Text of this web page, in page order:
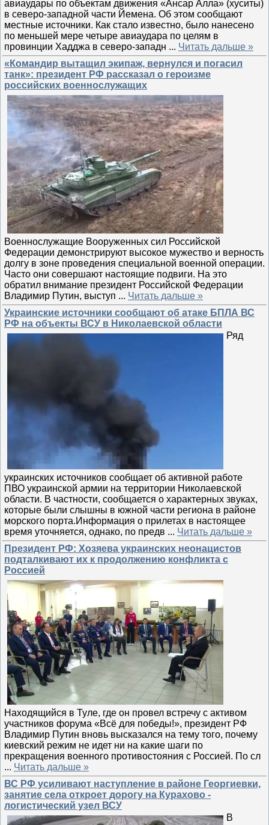
авиаудары по объектам движения «Ансар Алла» (хуситы)
в северо-западной части Йемена. Об этом сообщают
местные источники. Как стало известно, было нанесено
по меньшей мере четыре авиаудара по целям в
провинции Хадджа в северо-западн ... Читать дальше »
«Командир вытащил экипаж, вернулся и погасил
танк»: президент РФ рассказал о героизме
российских военнослужащих
Военнослужащие Вооруженных сил Российской
Федерации демонстрируют высокое мужество и верность
долгу в зоне проведения специальной военной операции.
Часто они совершают настоящие подвиги. На это
обратил внимание президент Российской Федерации
Владимир Путин, выступ ... Читать дальше »
Украинские источники сообщают об атаке БПЛА ВС
РФ на объекты ВСУ в Николаевской области
Ряд
украинских источников сообщает об активной работе
ПВО украинской армии на территории Николаевской
области. В частности, сообщается о характерных звуках,
которые были слышны в южной части региона в районе
морского порта.Информация о прилетах в настоящее
время уточняется, однако, по предв ... Читать дальше »
Президент РФ: Хозяева украинских неонацистов
подталкивают их к продолжению конфликта с
Россией
Находящийся в Туле, где он провел встречу с активом
участников форума «Всё для победы!», президент РФ
Владимир Путин вновь высказался на тему того, почему
киевский режим не идет ни на какие шаги по
прекращения военного противостояния с Россией. По сл
... Читать дальше »
ВС РФ усиливают наступление в районе Георгиевки,
занятие села откроет дорогу на Курахово -
логистический узел ВСУ
В